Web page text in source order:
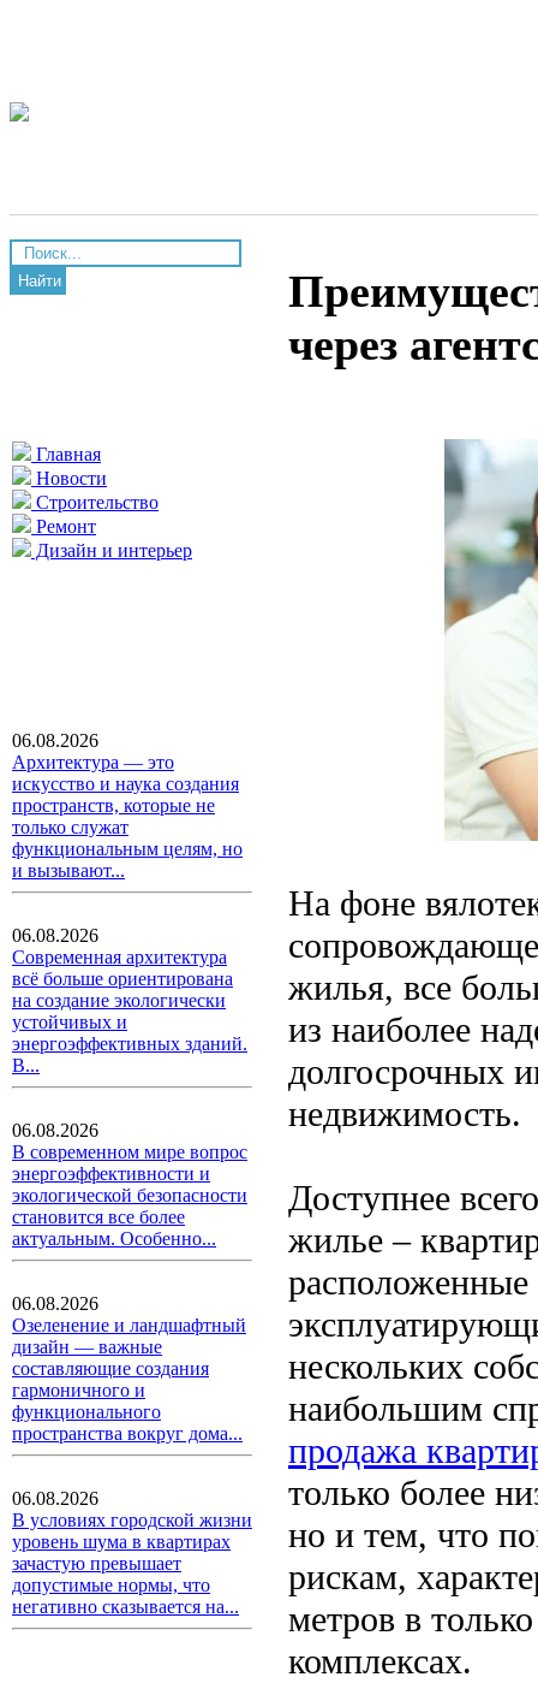
Найти
Главная
Новости
Строительство
Ремонт
Дизайн и интерьер
06.08.2026
Архитектура — это
искусство и наука создания
пространств, которые не
только служат
функциональным целям, но
и вызывают...
06.08.2026
Современная архитектура
всё больше ориентирована
на создание экологически
устойчивых и
энергоэффективных зданий.
В...
06.08.2026
В современном мире вопрос
энергоэффективности и
экологической безопасности
становится все более
актуальным. Особенно...
06.08.2026
Озеленение и ландшафтный
дизайн — важные
составляющие создания
гармоничного и
функционального
пространства вокруг дома...
06.08.2026
В условиях городской жизни
уровень шума в квартирах
зачастую превышает
допустимые нормы, что
негативно сказывается на...
через
На фоне
жилья, все
из наиболее
долгосрочных
недвижимость.
Доступнее
жилье –
нескольких
наибольшим
продажа
только более
но и тем, что
рискам,
метров в
комплексах.